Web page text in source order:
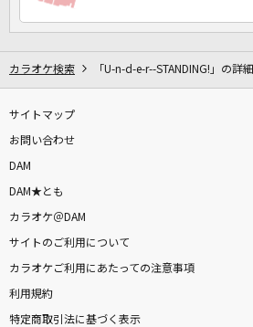
カラオケ検索 「U-n-d-e-r--STANDING!」の詳細
サイトマップ
お問い合わせ
DAM
DAM★とも
カラオケ＠DAM
サイトのご利用について
カラオケご利用にあたっての注意事項
利用規約
特定商取引法に基づく表示